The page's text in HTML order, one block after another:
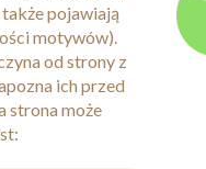
pojawiają
motywów).
od strony z
ich przed
strona może